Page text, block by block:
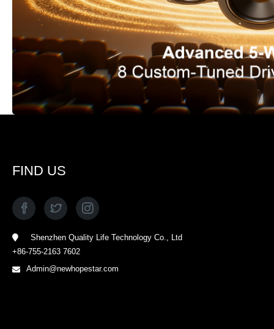
FIND US
Shenzhen Quality Life Technology Co., Ltd
+86-755-2163 7602
Admin@newhopestar.com